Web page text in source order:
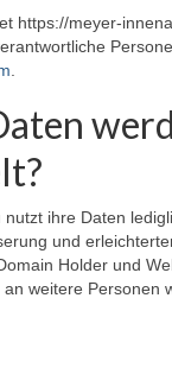
https://meyer-
ihre Daten
und
Holder und
weitere Personen